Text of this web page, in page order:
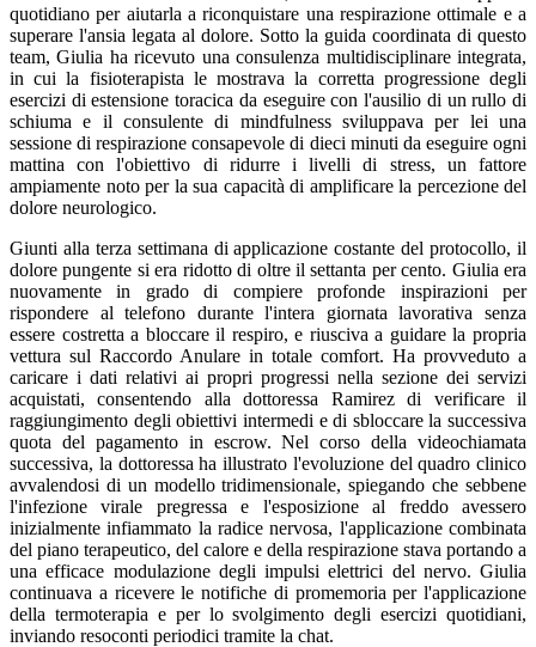
quotidiano per aiutarla a riconquistare una respirazione ottimale e a
superare l'ansia legata al dolore. Sotto la guida coordinata di questo
team, Giulia ha ricevuto una consulenza multidisciplinare integrata,
in cui la fisioterapista le mostrava la corretta progressione degli
esercizi di estensione toracica da eseguire con l'ausilio di un rullo di
schiuma e il consulente di mindfulness sviluppava per lei una
sessione di respirazione consapevole di dieci minuti da eseguire ogni
mattina con l'obiettivo di ridurre i livelli di stress, un fattore
ampiamente noto per la sua capacità di amplificare la percezione del
dolore neurologico.
Giunti alla terza settimana di applicazione costante del protocollo, il
dolore pungente si era ridotto di oltre il settanta per cento. Giulia era
nuovamente in grado di compiere profonde inspirazioni per
rispondere al telefono durante l'intera giornata lavorativa senza
essere costretta a bloccare il respiro, e riusciva a guidare la propria
vettura sul Raccordo Anulare in totale comfort. Ha provveduto a
caricare i dati relativi ai propri progressi nella sezione dei servizi
acquistati, consentendo alla dottoressa Ramirez di verificare il
raggiungimento degli obiettivi intermedi e di sbloccare la successiva
quota del pagamento in escrow. Nel corso della videochiamata
successiva, la dottoressa ha illustrato l'evoluzione del quadro clinico
avvalendosi di un modello tridimensionale, spiegando che sebbene
l'infezione virale pregressa e l'esposizione al freddo avessero
inizialmente infiammato la radice nervosa, l'applicazione combinata
del piano terapeutico, del calore e della respirazione stava portando a
una efficace modulazione degli impulsi elettrici del nervo. Giulia
continuava a ricevere le notifiche di promemoria per l'applicazione
della termoterapia e per lo svolgimento degli esercizi quotidiani,
inviando resoconti periodici tramite la chat.